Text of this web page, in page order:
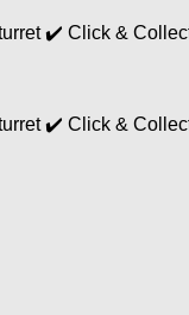
✔️ Click &
✔️ Click &